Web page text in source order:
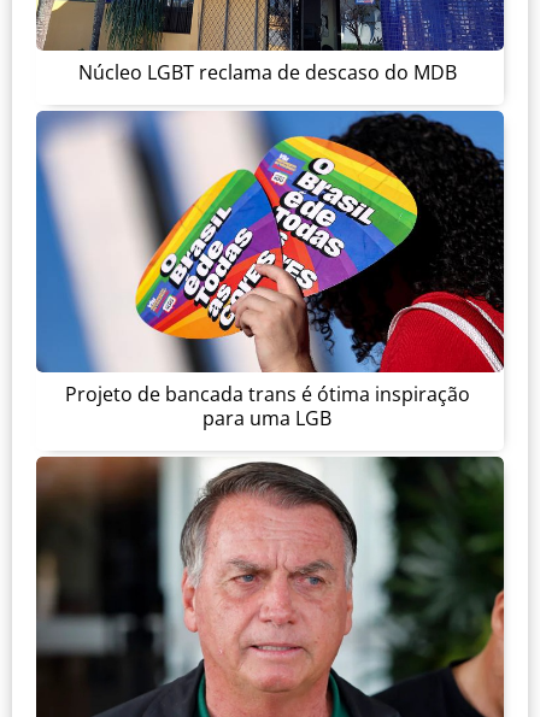
Núcleo LGBT reclama de descaso do MDB
Projeto de bancada trans é ótima inspiração
para uma LGB